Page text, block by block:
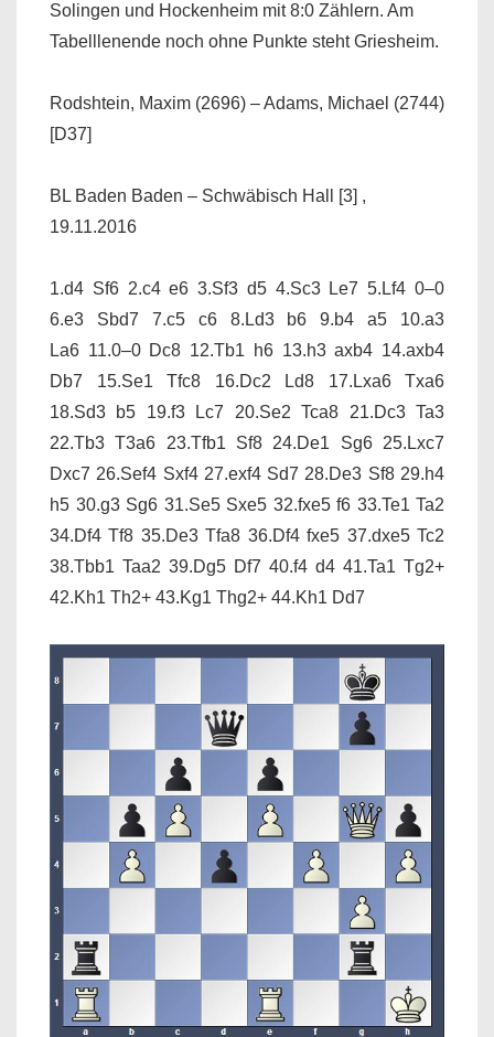
Solingen und Hockenheim mit 8:0 Zählern. Am
Tabelllenende noch ohne Punkte steht Griesheim.
Rodshtein, Maxim (2696) – Adams, Michael (2744)
[D37]
BL Baden Baden – Schwäbisch Hall [3] ,
19.11.2016
1.d4 Sf6 2.c4 e6 3.Sf3 d5 4.Sc3 Le7 5.Lf4 0–0
6.e3 Sbd7 7.c5 c6 8.Ld3 b6 9.b4 a5 10.a3
La6 11.0–0 Dc8 12.Tb1 h6 13.h3 axb4 14.axb4
Db7 15.Se1 Tfc8 16.Dc2 Ld8 17.Lxa6 Txa6
18.Sd3 b5 19.f3 Lc7 20.Se2 Tca8 21.Dc3 Ta3
22.Tb3 T3a6 23.Tfb1 Sf8 24.De1 Sg6 25.Lxc7
Dxc7 26.Sef4 Sxf4 27.exf4 Sd7 28.De3 Sf8 29.h4
h5 30.g3 Sg6 31.Se5 Sxe5 32.fxe5 f6 33.Te1 Ta2
34.Df4 Tf8 35.De3 Tfa8 36.Df4 fxe5 37.dxe5 Tc2
38.Tbb1 Taa2 39.Dg5 Df7 40.f4 d4 41.Ta1 Tg2+
42.Kh1 Th2+ 43.Kg1 Thg2+ 44.Kh1 Dd7